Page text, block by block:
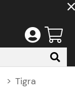
Tigra